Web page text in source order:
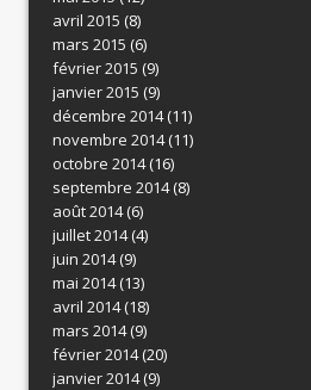
avril 2015 (8)
mars 2015 (6)
février 2015 (9)
janvier 2015 (9)
décembre 2014(11)
novembre 2014(11)
octobre 2014(16)
septembre 2014(8)
août 2014(6)
juillet 2014(4)
juin 2014(9)
mai 2014(13)
avril 2014(18)
mars 2014(9)
février 2014(20)
janvier 2014(9)